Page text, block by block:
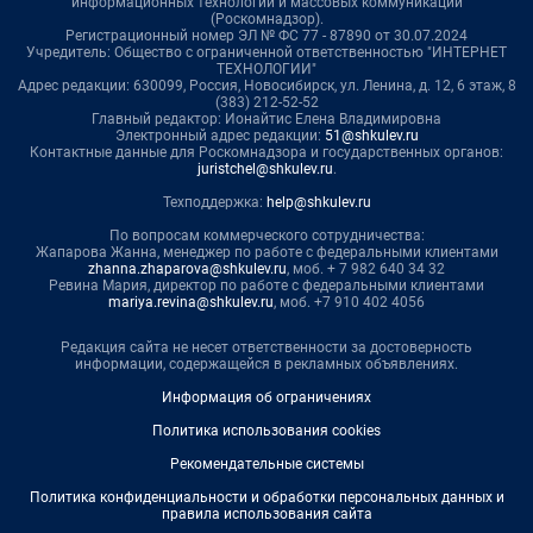
(Роскомнадзор).
Регистрационный номер ЭЛ № ФС 77 - 87890 от 30.07.2024
Учредитель: Общество с ограниченной ответственностью "ИНТЕРНЕТ
ТЕХНОЛОГИИ"
Адрес редакции: 630099, Россия, Новосибирск, ул. Ленина, д. 12, 6 этаж, 8
(383) 212-52-52
Главный редактор: Ионайтис Елена Владимировна
Электронный адрес редакции: 51@shkulev.ru
Контактные данные для Роскомнадзора и государственных органов:
juristchel@shkulev.ru.
Техподдержка: help@shkulev.ru
По вопросам коммерческого сотрудничества:
Жапарова Жанна, менеджер по работе с федеральными клиентами
zhanna.zhaparova@shkulev.ru, моб. + 7 982 640 34 32
Ревина Мария, директор по работе с федеральными клиентами
mariya.revina@shkulev.ru, моб. +7 910 402 4056
Редакция сайта не несет ответственности за достоверность
информации, содержащейся в рекламных объявлениях.
Информация об ограничениях
Политика использования cookies
Рекомендательные системы
Политика конфиденциальности и обработки персональных данных и
правила использования сайта